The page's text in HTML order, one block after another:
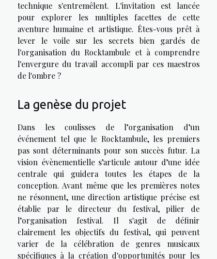
technique s'entremêlent. L'invitation est lancée
pour explorer les multiples facettes de cette
aventure humaine et artistique. Êtes-vous prêt à
lever le voile sur les secrets bien gardés de
l'organisation du Rocktambule et à comprendre
l'envergure du travail accompli par ces maestros
de l'ombre ?
La genèse du projet
Dans les coulisses de l’organisation d’un
événement tel que le Rocktambule, les premiers
pas sont déterminants pour son succès futur. La
vision évènementielle s’articule autour d’une idée
centrale qui guidera toutes les étapes de la
conception. Avant même que les premières notes
ne résonnent, une direction artistique précise est
établie par le directeur du festival, pilier de
l’organisation festival. Il s'agit de définir
clairement les objectifs du festival, qui peuvent
varier de la célébration de genres musicaux
spécifiques à la création d'opportunités pour les